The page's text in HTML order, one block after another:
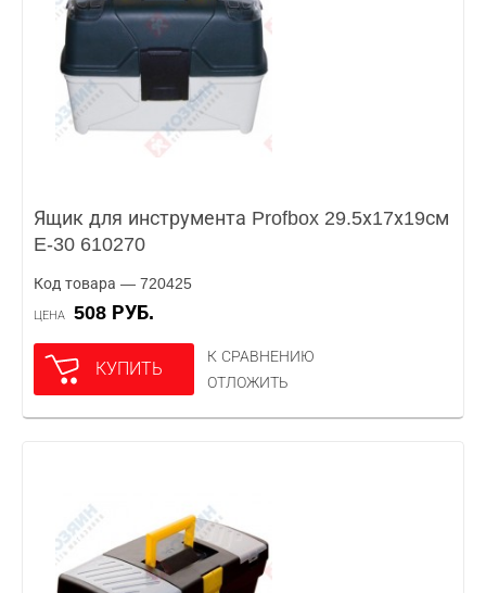
Ящик для инструмента Profbox 29.5х17х19см
E-30 610270
Код товара — 720425
ЦЕНА 508 РУБ.
КУПИТЬ
К СРАВНЕНИЮ
ОТЛОЖИТЬ